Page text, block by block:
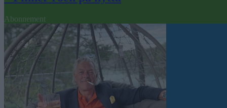
Abonnement